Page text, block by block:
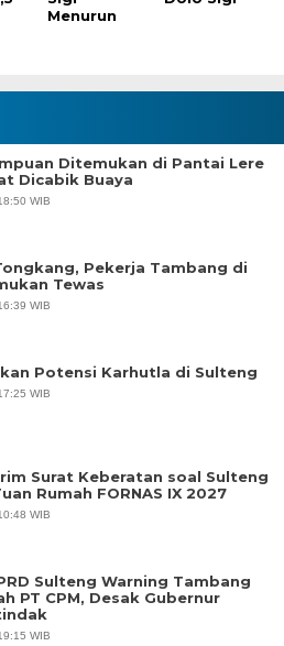
Menurun
Ditemukan di Pantai Lere
Dicabik Buaya
WIB
Pekerja Tambang di
Tewas
WIB
Potensi Karhutla di Sulteng
WIB
Surat Keberatan soal Sulteng
Rumah FORNAS IX 2027
WIB
Sulteng Warning Tambang
PT CPM, Desak Gubernur
WIB